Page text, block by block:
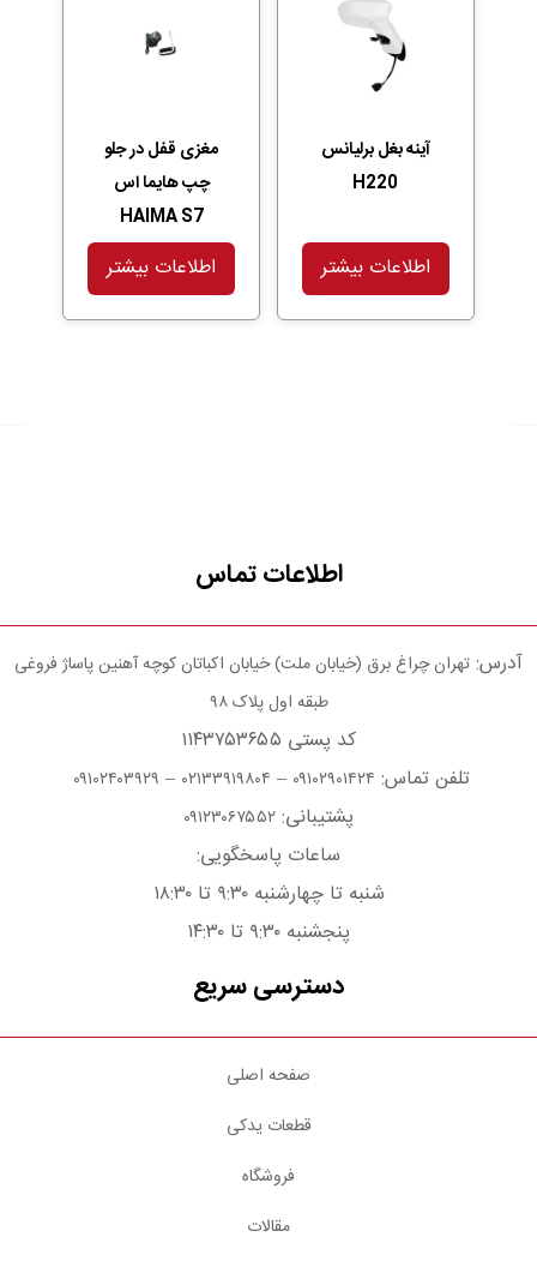
آینه بغل برلیانس
H220
اطلاعات بیشتر
مغزی قفل در جلو
چپ هایما اس
HAIMA S7
اطلاعات بیشتر
اطلاعات تماس
آدرس: تهران چراغ برق (خیابان ملت) خیابان اکباتان کوچه آهنین پاساژ فروغی
طبقه اول پلاک ۹۸
کد پستی ۱۱۴۳۷۵۳۶۵۵
تلفن تماس: ۰۹۱۰۲۹۰۱۴۲۴ – ۰۲۱۳۳۹۱۹۸۰۴ – ۰۹۱۰۲۴۰۳۹۲۹
پشتیبانی: ۰۹۱۲۳۰۶۷۵۵۲
ساعات پاسخگویی:
شنبه تا چهارشنبه ۹:۳۰ تا ۱۸:۳۰
پنجشنبه ۹:۳۰ تا ۱۴:۳۰
دسترسی سریع
صفحه اصلی
قطعات یدکی
فروشگاه
مقالات